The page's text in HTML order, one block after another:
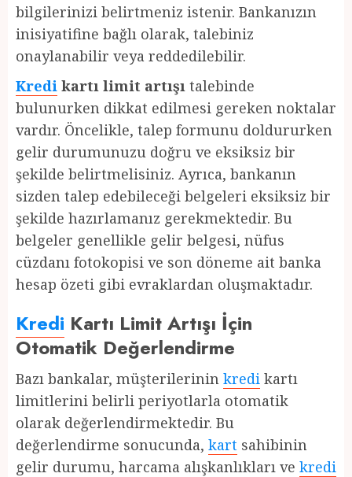
bilgilerinizi belirtmeniz istenir. Bankanızın
inisiyatifine bağlı olarak, talebiniz
onaylanabilir veya reddedilebilir.
Kredi kartı limit artışı talebinde
bulunurken dikkat edilmesi gereken noktalar
vardır. Öncelikle, talep formunu doldururken
gelir durumunuzu doğru ve eksiksiz bir
şekilde belirtmelisiniz. Ayrıca, bankanın
sizden talep edebileceği belgeleri eksiksiz bir
şekilde hazırlamanız gerekmektedir. Bu
belgeler genellikle gelir belgesi, nüfus
cüzdanı fotokopisi ve son döneme ait banka
hesap özeti gibi evraklardan oluşmaktadır.
Kredi Kartı Limit Artışı İçin
Otomatik Değerlendirme
Bazı bankalar, müşterilerinin kredi kartı
limitlerini belirli periyotlarla otomatik
olarak değerlendirmektedir. Bu
değerlendirme sonucunda, kart sahibinin
gelir durumu, harcama alışkanlıkları ve kredi